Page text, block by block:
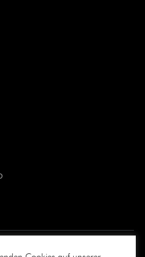
Rights Reserved